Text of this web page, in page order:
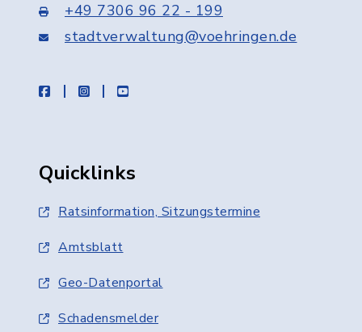
+49 7306 96 22 - 199
stadtverwaltung@voehringen.de
facebookinstagramyoutube
Quicklinks
Ratsinformation, Sitzungstermine
Amtsblatt
Geo-Datenportal
Schadensmelder